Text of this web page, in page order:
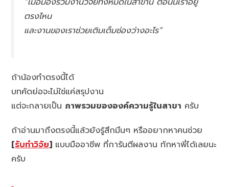
ตรงไหน
และงานของเราช่วยเติมเต็มช่องว่างอะไร”
ถ้าน้องทำตรงนี้ได้
บทคัดย่อจะไม่ใช่แค่สรุปงาน
แต่จะกลายเป็น ภาพรวมขององค์ความรู้ในสาขา ครับ
ถ้าอ่านมาถึงตรงนี้แล้วยังรู้สึกมึนๆ หรืออยากหาคนช่วย
[รับทำวิจัย] แบบมืออาชีพ ที่การันตีผลงาน ทักหาพี่ได้เลยนะ
ครับ